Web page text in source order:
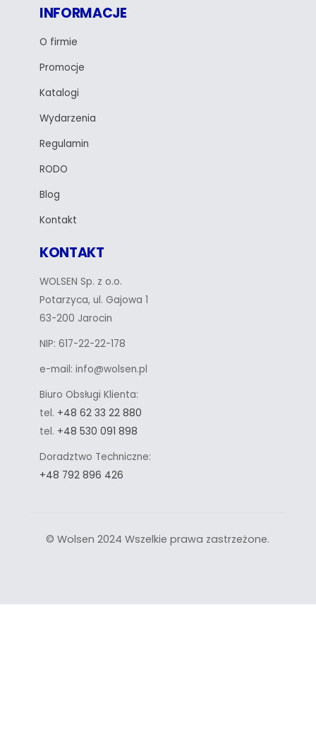
INFORMACJE
O firmie
Promocje
Katalogi
Wydarzenia
Regulamin
RODO
Blog
Kontakt
KONTAKT
WOLSEN Sp. z o.o.
Potarzyca, ul. Gajowa 1
63-200 Jarocin
NIP: 617-22-22-178
e-mail: info@wolsen.pl
Biuro Obsługi Klienta:
tel. +48 62 33 22 880
tel. +48 530 091 898
Doradztwo Techniczne:
+48 792 896 426
© Wolsen 2024 Wszelkie prawa zastrzeżone.